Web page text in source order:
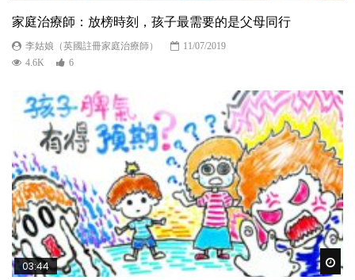
家庭治療師：放榜時刻，孩子最需要的是父母同行
李姑娘（英國註冊家庭治療師）
11/07/2019
4.6K
6
03:44